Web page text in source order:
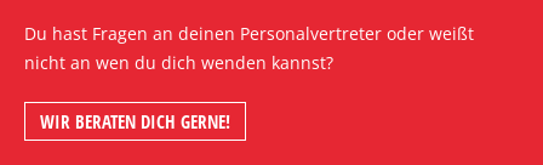
Du hast Fragen an deinen Personalvertreter oder weißt
nicht an wen du dich wenden kannst?
WIR BERATEN DICH GERNE!